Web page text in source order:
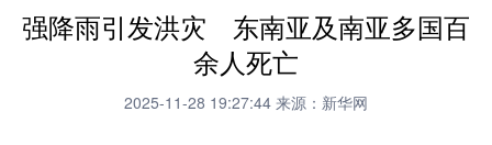
学习进行时 高层 时政 人事
财经 网评
强降雨引发洪灾 东南亚及南亚多国百
余人死亡
2025-11-28 19:27:44 来源：新华网